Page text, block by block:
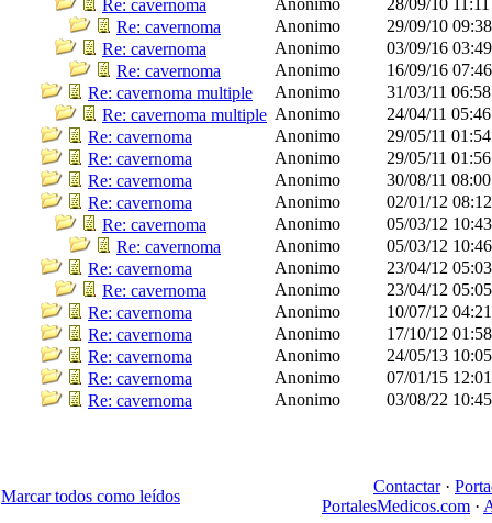
Re: cavernoma
Anonimo 28/09/10
Re: cavernoma
Anonimo 29/09/10
Re: cavernoma
Anonimo 03/09/16
Re: cavernoma
Anonimo 16/09/16
Re: cavernoma multiple
Anonimo 31/03/11
Re: cavernoma multiple Anonimo 24/04/11
Re: cavernoma
Anonimo 29/05/11
Re: cavernoma
Anonimo 29/05/11
Re: cavernoma
Anonimo 30/08/11
Re: cavernoma
Anonimo 02/01/12
Re: cavernoma
Anonimo 05/03/12
Re: cavernoma
Anonimo 05/03/12
Re: cavernoma
Anonimo 23/04/12
Re: cavernoma
Anonimo 23/04/12
Re: cavernoma
Anonimo 10/07/12
Re: cavernoma
Anonimo 17/10/12
Re: cavernoma
Anonimo 24/05/13
Re: cavernoma
Anonimo 07/01/15
Re: cavernoma
Anonimo 03/08/22
Marcar todos como leídos
Contactar·
PortalesMedicos.com ·